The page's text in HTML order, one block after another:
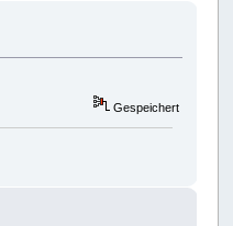
Gespeichert